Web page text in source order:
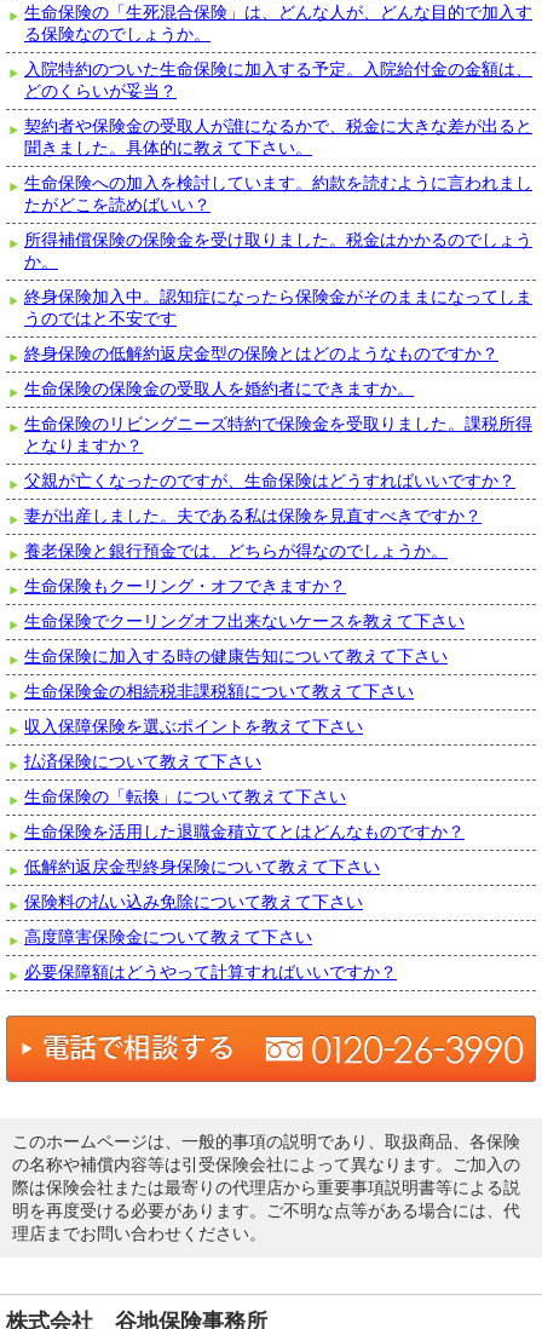
生命保険の「生死混合保険」は、どんな人が、どんな目的で加入す
る保険なのでしょうか。
入院特約のついた生命保険に加入する予定。入院給付金の金額は、
どのくらいが妥当？
契約者や保険金の受取人が誰になるかで、税金に大きな差が出ると
聞きました。具体的に教えて下さい。
生命保険への加入を検討しています。約款を読むように言われまし
たがどこを読めばいい？
所得補償保険の保険金を受け取りました。税金はかかるのでしょう
か。
終身保険加入中。認知症になったら保険金がそのままになってしま
うのではと不安です
終身保険の低解約返戻金型の保険とはどのようなものですか？
生命保険の保険金の受取人を婚約者にできますか。
生命保険のリビングニーズ特約で保険金を受取りました。課税所得
となりますか？
父親が亡くなったのですが、生命保険はどうすればいいですか？
妻が出産しました。夫である私は保険を見直すべきですか？
養老保険と銀行預金では、どちらが得なのでしょうか。
生命保険もクーリング・オフできますか？
生命保険でクーリングオフ出来ないケースを教えて下さい
生命保険に加入する時の健康告知について教えて下さい
生命保険金の相続税非課税額について教えて下さい
収入保障保険を選ぶポイントを教えて下さい
払済保険について教えて下さい
生命保険の「転換」について教えて下さい
生命保険を活用した退職金積立てとはどんなものですか？
低解約返戻金型終身保険について教えて下さい
保険料の払い込み免除について教えて下さい
高度障害保険金について教えて下さい
必要保障額はどうやって計算すればいいですか？
このホームページは、一般的事項の説明であり、取扱商品、各保険
の名称や補償内容等は引受保険会社によって異なります。ご加入の
際は保険会社または最寄りの代理店から重要事項説明書等による説
明を再度受ける必要があります。ご不明な点等がある場合には、代
理店までお問い合わせください。
株式会社 谷地保険事務所